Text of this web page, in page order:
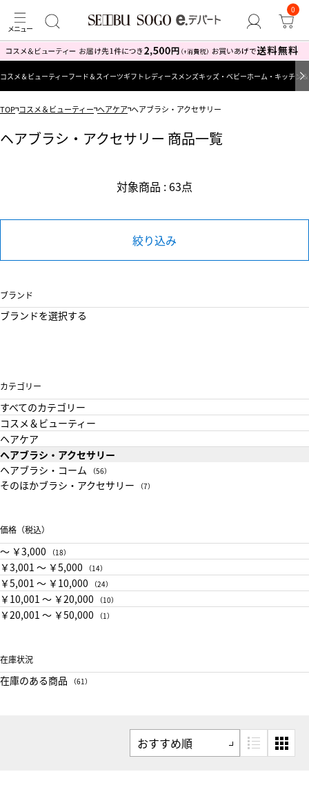
0
コスメ＆ビューティーフード＆スイーツギフト レディース メンズキッズ・ベビーホーム・キッチン
TOP コスメ＆ビューティー ヘアケア ヘアブラシ・アクセサリー
ヘアブラシ・アクセサリー 商品一覧
対象商品 : 63点
絞り込み
ブランド
ブランドを選択する
カテゴリー
すべてのカテゴリー
コスメ＆ビューティー
ヘアケア
ヘアブラシ・アクセサリー
ヘアブラシ・コーム
（56）
そのほかブラシ・アクセサリー （7）
価格（税込）
〜 ￥3,000 （18）
￥3,001 〜 ￥5,000 （14）
￥5,001 〜 ￥10,000 （24）
￥10,001 〜 ￥20,000 （10）
￥20,001 〜 ￥50,000 （1）
在庫状況
在庫のある商品 （61）